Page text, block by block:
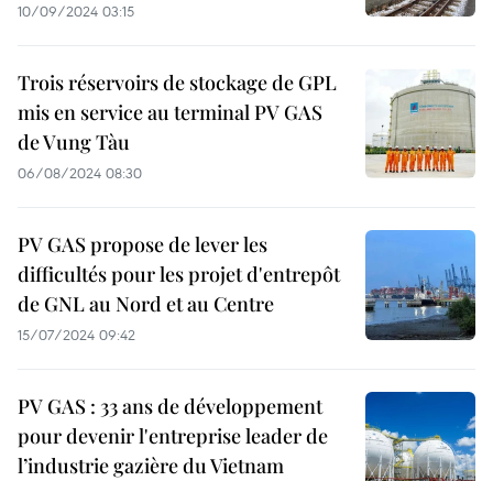
10/09/2024 03:15
Trois réservoirs de stockage de GPL
mis en service au terminal PV GAS
de Vung Tàu
06/08/2024 08:30
PV GAS propose de lever les
difficultés pour les projet d'entrepôt
de GNL au Nord et au Centre
15/07/2024 09:42
PV GAS : 33 ans de développement
pour devenir l'entreprise leader de
l’industrie gazière du Vietnam